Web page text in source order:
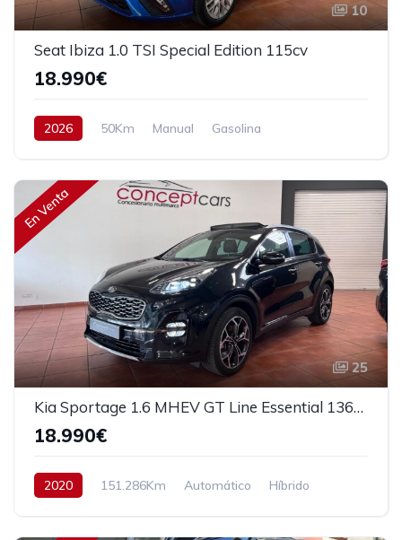
10
Seat Ibiza 1.0 TSI Special Edition 115cv
18.990€
2026 50Km Manual
Gasolina
En Venta
25
Kia Sportage 1.6 MHEV GT Line Essential 136cv
18.990€
2020 151.286Km Automático
Híbrido